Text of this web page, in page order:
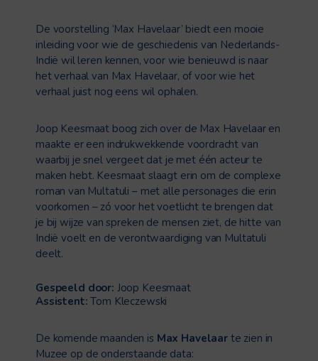
De voorstelling ‘Max Havelaar’ biedt een mooie
inleiding voor wie de geschiedenis van Nederlands-
Indië wil leren kennen, voor wie benieuwd is naar
het verhaal van Max Havelaar, of voor wie het
verhaal juist nog eens wil ophalen.
Joop Keesmaat boog zich over de Max Havelaar en
maakte er een indrukwekkende voordracht van
waarbij je snel vergeet dat je met één acteur te
maken hebt. Keesmaat slaagt erin om de complexe
roman van Multatuli – met alle personages die erin
voorkomen – zó voor het voetlicht te brengen dat
je bij wijze van spreken de mensen ziet, de hitte van
Indië voelt en de verontwaardiging van Multatuli
deelt.
Gespeeld door: Joop Keesmaat
Assistent: Tom Kleczewski
De komende maanden is Max Havelaarte zien in
Muzee op de onderstaande data: